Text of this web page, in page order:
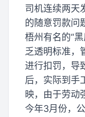
司机连续两天
的随意罚款问
梧州有名的“
乏透明标准，
进行扣罚，导
后，实际到手
映，由于劳动
今年3月份，